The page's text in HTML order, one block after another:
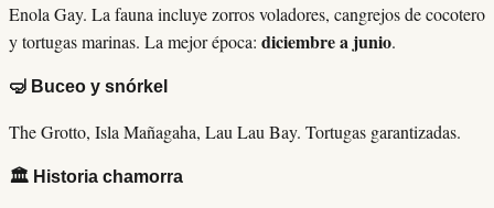
Enola Gay. La fauna incluye zorros voladores, cangrejos de cocotero
y tortugas marinas. La mejor época: diciembre a junio.
🤿 Buceo y snórkel
The Grotto, Isla Mañagaha, Lau Lau Bay. Tortugas garantizadas.
🏛️ Historia chamorra